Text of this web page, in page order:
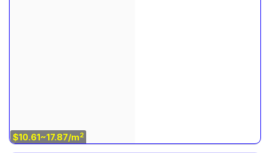
$10.61~17.87/m2